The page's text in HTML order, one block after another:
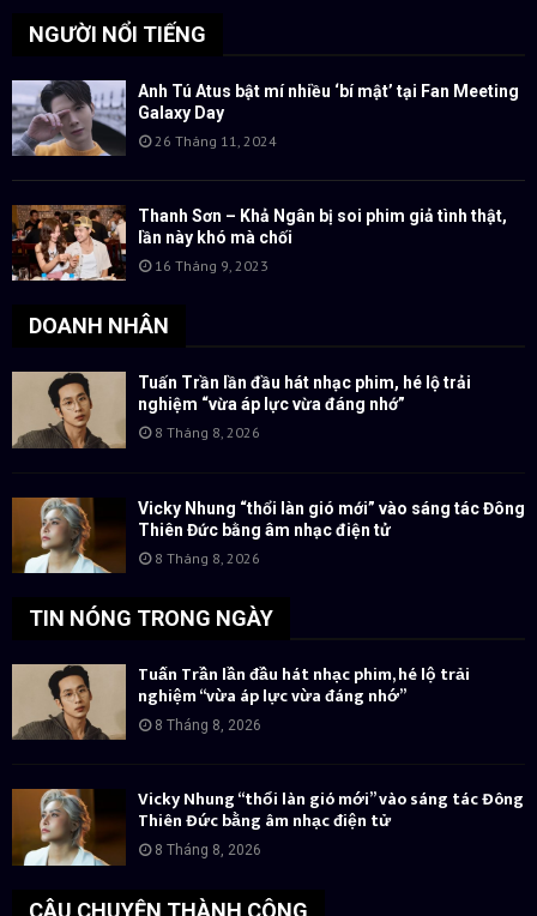
NGƯỜI NỔI TIẾNG
Anh Tú Atus bật mí nhiều ‘bí mật’ tại Fan Meeting
Galaxy Day
26 Tháng 11, 2024
Thanh Sơn – Khả Ngân bị soi phim giả tình thật,
lần này khó mà chối
16 Tháng 9, 2023
DOANH NHÂN
Tuấn Trần lần đầu hát nhạc phim, hé lộ trải
nghiệm “vừa áp lực vừa đáng nhớ”
8 Tháng 8, 2026
Vicky Nhung “thổi làn gió mới” vào sáng tác Đông
Thiên Đức bằng âm nhạc điện tử
8 Tháng 8, 2026
TIN NÓNG TRONG NGÀY
Tuấn Trần lần đầu hát nhạc phim, hé lộ trải
nghiệm “vừa áp lực vừa đáng nhớ”
8 Tháng 8, 2026
Vicky Nhung “thổi làn gió mới” vào sáng tác Đông
Thiên Đức bằng âm nhạc điện tử
8 Tháng 8, 2026
CÂU CHUYỆN THÀNH CÔNG